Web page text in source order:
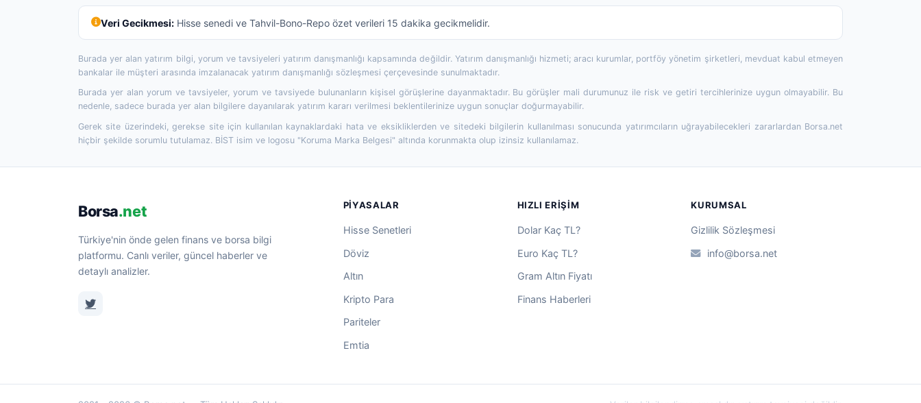
Veri Gecikmesi:Hisse senedi ve Tahvil-Bono-Repo özet verileri 15 dakika gecikmelidir.
Burada yer alan yatırım bilgi, yorum ve tavsiyeleri yatırım danışmanlığı kapsamında değildir. Yatırım danışmanlığı hizmeti; aracı kurumlar, portföy yönetim şirketleri, mevduat kabul etmeyen
bankalar ile müşteri arasında imzalanacak yatırım danışmanlığı sözleşmesi çerçevesinde sunulmaktadır.
Burada yer alan yorum ve tavsiyeler, yorum ve tavsiyede bulunanların kişisel görüşlerine dayanmaktadır. Bu görüşler mali durumunuz ile risk ve getiri tercihlerinize uygun olmayabilir. Bu
nedenle, sadece burada yer alan bilgilere dayanılarak yatırım kararı verilmesi beklentilerinize uygun sonuçlar doğurmayabilir.
Gerek site üzerindeki, gerekse site için kullanılan kaynaklardaki hata ve eksikliklerden ve sitedeki bilgilerin kullanılması sonucunda yatırımcıların uğrayabilecekleri zararlardan Borsa.net
hiçbir şekilde sorumlu tutulamaz. BİST isim ve logosu "Koruma Marka Belgesi" altında korunmakta olup izinsiz kullanılamaz.
Borsa.net
Türkiye'nin önde gelen finans ve borsa bilgi
platformu. Canlı veriler, güncel haberler ve
detaylı analizler.
PIYASALAR
Hisse Senetleri
Döviz
Altın
Kripto Para
Pariteler
Emtia
HIZLI ERIŞIM
Dolar Kaç TL?
Euro Kaç TL?
Gram Altın Fiyatı
Finans Haberleri
KURUMSAL
Gizlilik Sözleşmesi
info@borsa.net